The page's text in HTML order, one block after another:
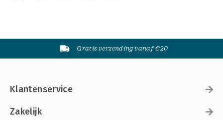
Gratis verzending vanaf €20
Klantenservice
Zakelijk